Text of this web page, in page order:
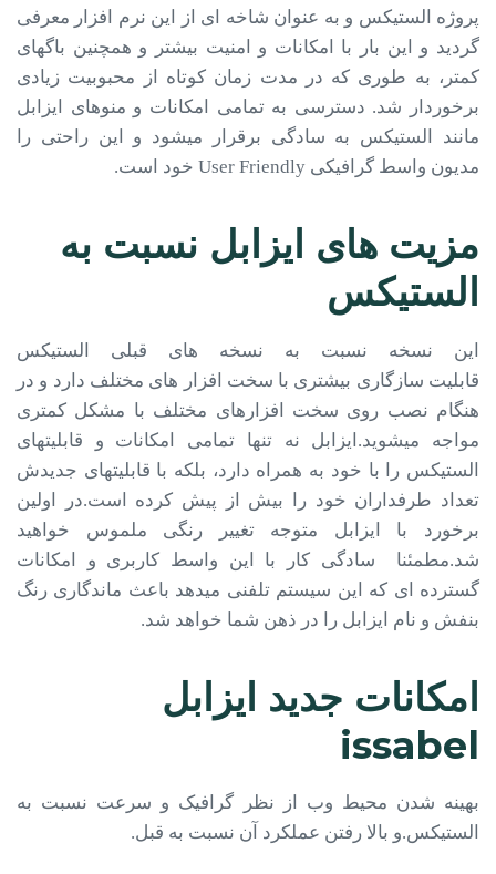
پروژه الستیکس و به عنوان شاخه ای از این نرم افزار معرفی
گردید و این بار با امکانات و امنیت بیشتر و همچنین باگ­های
کمتر، به طوری که در مدت زمان کوتاه از محبوبیت زیادی
برخوردار شد. دسترسی به تمامی امکانات و منوهای ایزابل
مانند الستیکس به سادگی برقرار می­شود و این راحتی را
مدیون واسط گرافیکی User Friendly خود است.
مزیت های ایزابل نسبت به
الستیکس
این نسخه نسبت به نسخه­ های قبلی الستیکس
قابلیت سازگاری بیشتری با سخت ­افزار های مختلف دارد و در
هنگام نصب روی سخت افزارهای مختلف با مشکل کمتری
مواجه میشوید.ایزابل نه تنها تمامی امکانات و قابلیت­های
الستیکس را با خود به همراه دارد، بلکه با قابلیت­های جدیدش
تعداد طرفداران خود را بیش از پیش کرده است.در اولین
برخورد با ایزابل متوجه تغییر رنگی ملموس خواهید
شد.مطمئنا سادگی کار با این واسط کاربری و امکانات
گسترده­ ای که این سیستم تلفنی میدهد باعث ماندگاری رنگ
بنفش و نام ایزابل را در ذهن شما خواهد شد.
امکانات جدید ایزابل
issabel
بهینه شدن محیط وب از نظر گرافیک و سرعت نسبت به
الستیکس.و بالا رفتن عملکرد آن نسبت به قبل.